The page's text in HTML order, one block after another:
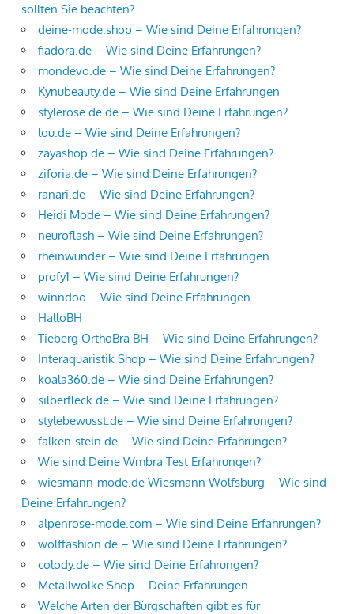
sollten Sie beachten?
deine-mode.shop – Wie sind Deine Erfahrungen?
fiadora.de – Wie sind Deine Erfahrungen?
mondevo.de – Wie sind Deine Erfahrungen?
Kynubeauty.de – Wie sind Deine Erfahrungen
stylerose.de.de – Wie sind Deine Erfahrungen?
lou.de – Wie sind Deine Erfahrungen?
zayashop.de – Wie sind Deine Erfahrungen?
ziforia.de – Wie sind Deine Erfahrungen?
ranari.de – Wie sind Deine Erfahrungen?
Heidi Mode – Wie sind Deine Erfahrungen?
neuroflash – Wie sind Deine Erfahrungen?
rheinwunder – Wie sind Deine Erfahrungen
profy1 – Wie sind Deine Erfahrungen?
winndoo – Wie sind Deine Erfahrungen
HalloBH
Tieberg OrthoBra BH – Wie sind Deine Erfahrungen?
Interaquaristik Shop – Wie sind Deine Erfahrungen?
koala360.de – Wie sind Deine Erfahrungen?
silberfleck.de – Wie sind Deine Erfahrungen?
stylebewusst.de – Wie sind Deine Erfahrungen?
falken-stein.de – Wie sind Deine Erfahrungen?
Wie sind Deine Wmbra Test Erfahrungen?
wiesmann-mode.de Wiesmann Wolfsburg – Wie sind
Deine Erfahrungen?
alpenrose-mode.com – Wie sind Deine Erfahrungen?
wolffashion.de – Wie sind Deine Erfahrungen?
colody.de – Wie sind Deine Erfahrungen?
Metallwolke Shop – Deine Erfahrungen
Welche Arten der Bürgschaften gibt es für